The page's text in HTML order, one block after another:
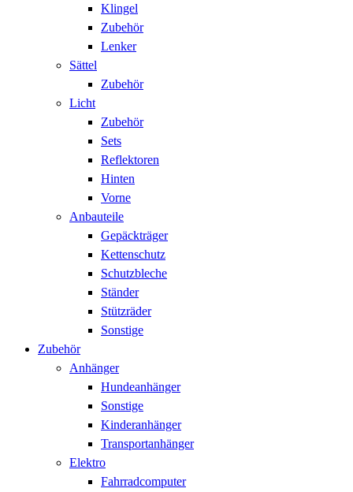
Klingel
Zubehör
Lenker
Sättel
Zubehör
Licht
Zubehör
Sets
Reflektoren
Hinten
Vorne
Anbauteile
Gepäckträger
Kettenschutz
Schutzbleche
Ständer
Stützräder
Sonstige
Zubehör
Anhänger
Hundeanhänger
Sonstige
Kinderanhänger
Transportanhänger
Elektro
Fahrradcomputer